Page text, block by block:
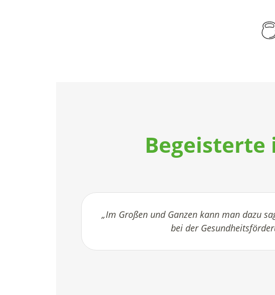
Begeisterte
„Im Großen und Ganzen kann man dazu
bei der